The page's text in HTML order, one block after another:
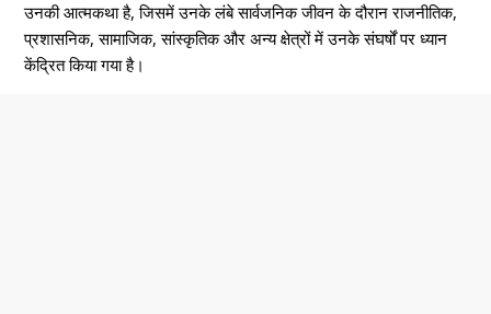
उनकी आत्मकथा है, जिसमें उनके लंबे सार्वजनिक जीवन के दौरान राजनीतिक,
प्रशासनिक, सामाजिक, सांस्कृतिक और अन्य क्षेत्रों में उनके संघर्षों पर ध्यान
केंद्रित किया गया है।